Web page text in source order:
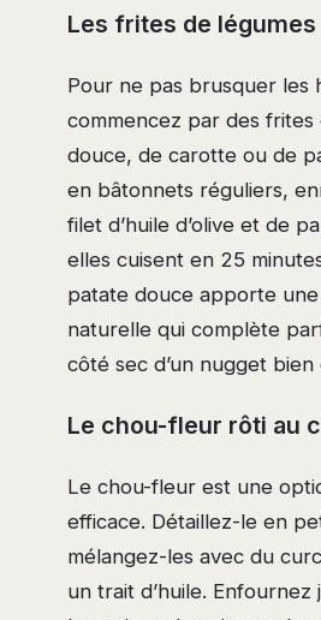
Les frites de
Pour ne pas brusquer les
commencez par des frites
douce, de carotte ou de
en bâtonnets réguliers,
filet d’huile d’olive et de
elles cuisent en 25
patate douce apporte
naturelle qui complète
côté sec d’un nugget bien
Le chou-fleur rôti au
Le chou-fleur est une
efficace. Détaillez-le en
mélangez-les avec du
un trait d’huile. Enfournez